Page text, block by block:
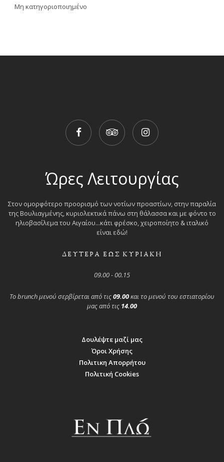
Μη κατηγοριοποιημένο
Ώρες Λειτουργίας
Στον ομορφότερο προορισμό των νοτίων προαστίων, στην παραλία
της Βουλιαγμένης, κυριολεκτικά πάνω στη θάλασσα και με φόντο το
ηλιοβασίλεμα του Αιγαίου...κάτι φρέσκο, χειροποίητο & ιταλικό
είναι εδώ!
ΔΕΥΤΕΡΑ ΕΩΣ ΚΥΡΙΑΚΗ
09.00 - 00.15
Το brunch μενού σερβίρεται από τις09.00και το μενού του εστιατορίου
μας από τις 14.00
Δουλέψτε μαζί μας
Όροι Χρήσης
Πολιτικη Απορρήτου
Πολιτική Cookies